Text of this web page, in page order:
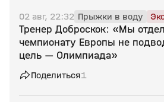
02 авг, 22:32 Прыжки в воду
Тренер Доброскок: «Мы
чемпионату Европы не
цель — Олимпиада»
Поделиться1